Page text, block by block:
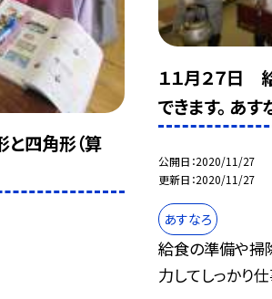
四角形（算
１１月２７日
できます。 あす
公開日 2020/11/27
更新日 2020/11/27
あすなろ
給食の準備や掃
力してしっかり